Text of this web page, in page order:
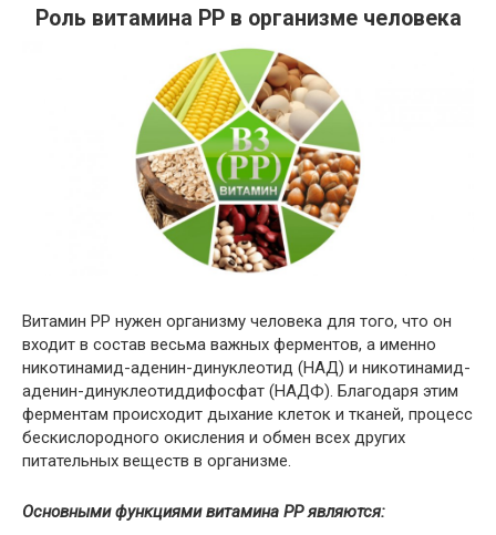
Роль витамина PP в организме человека
Витамин PP нужен организму человека для того, что он
входит в состав весьма важных ферментов, а именно
никотинамид-аденин-динуклеотид (НАД) и никотинамид-
аденин-динуклеотиддифосфат (НАДФ). Благодаря этим
ферментам происходит дыхание клеток и тканей, процесс
бескислородного окисления и обмен всех других
питательных веществ в организме.
Основными функциями витамина PP являются: